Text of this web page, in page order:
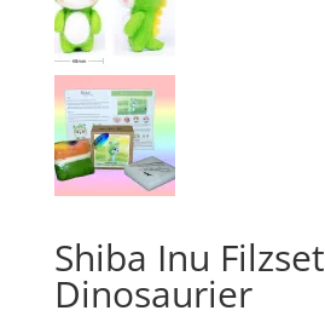
Shiba Inu Filzset
Dinosaurier